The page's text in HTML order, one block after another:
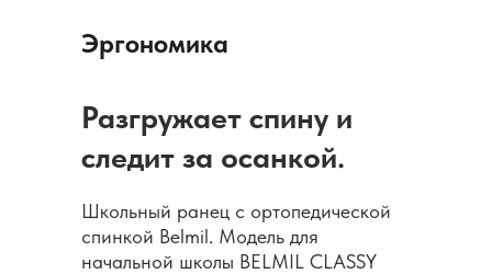
Эргономика
Школьный ранец с ортопедической
спинкой Belmil. Модель для
начальной школы BELMIL CLASSY
Разгружает спину и
следит за осанкой.